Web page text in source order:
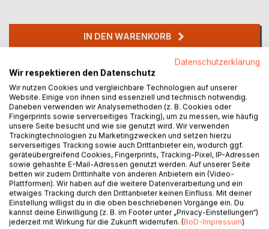
IN DEN WARENKORB
Auf die Merkliste
Titel bewerten
BESCHREIBUNG
Diese leicht verständliche Anleitung erklärt,
wie auch technisch eher unbedarfte Game-
Datenschutzerklärung
Wir respektieren den Datenschutz
Wir nutzen Cookies und vergleichbare Technologien auf unserer
Website. Einige von ihnen sind essenziell und technisch notwendig.
Daneben verwenden wir Analysemethoden (z. B. Cookies oder
Fingerprints sowie serverseitiges Tracking), um zu messen, wie häufig
unsere Seite besucht und wie sie genutzt wird. Wir verwenden
Trackingtechnologien zu Marketingzwecken und setzen hierzu
serverseitiges Tracking sowie auch Drittanbieter ein, wodurch ggf.
geräteübergreifend Cookies, Fingerprints, Tracking-Pixel, IP-Adressen
sowie gehashte E-Mail-Adressen genutzt werden. Auf unserer Seite
betten wir zudem Drittinhalte von anderen Anbietern ein (Video-
Plattformen). Wir haben auf die weitere Datenverarbeitung und ein
etwaiges Tracking durch den Drittanbieter keinen Einfluss. Mit deiner
Einstellung willigst du in die oben beschriebenen Vorgänge ein. Du
kannst deine Einwilligung (z. B. im Footer unter „Privacy-Einstellungen“)
jederzeit mit Wirkung für die Zukunft widerrufen. (BoD-Impressum)